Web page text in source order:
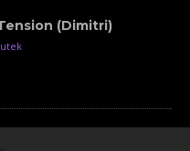
(Dimitri)